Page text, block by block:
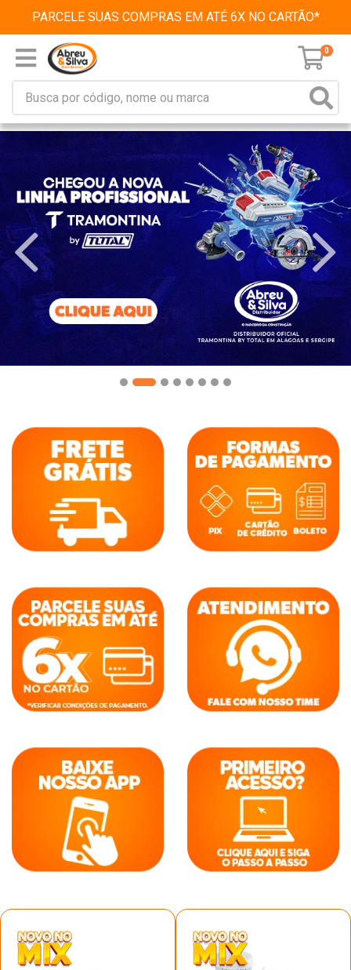
PARCELE SUAS COMPRAS EM ATÉ 6X NO CARTÃO*
0